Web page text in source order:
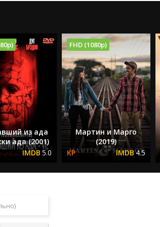
из ада
ада (2001)
5.0
FHD (1080p)
Мартин и Марго
(2019)
4.5